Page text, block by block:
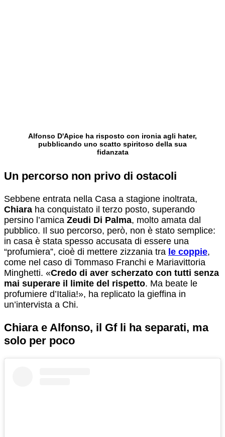
Alfonso D'Apice ha risposto con ironia agli hater,
pubblicando uno scatto spiritoso della sua
fidanzata
Un percorso non privo di ostacoli
Sebbene entrata nella Casa a stagione inoltrata,
Chiara ha conquistato il terzo posto, superando
persino l’amica Zeudi Di Palma, molto amata dal
pubblico. Il suo percorso, però, non è stato semplice:
in casa è stata spesso accusata di essere una
“profumiera”, cioè di mettere zizzania tra le coppie,
come nel caso di Tommaso Franchi e Mariavittoria
Minghetti. «Credo di aver scherzato con tutti senza
mai superare il limite del rispetto. Ma beate le
profumiere d’Italia!», ha replicato la gieffina in
un’intervista a Chi.
Chiara e Alfonso, il Gf li ha separati, ma
solo per poco